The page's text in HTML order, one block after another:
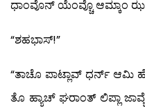
ಧಾಂವೊನ್ ಯೆಂವ್ಚೊ ಆಮ್ಕಾಂ
“ಶಹಭಾಸ್!”
“ತಾಚೊ ಪಾಟ್ಲಾವ್ ಧರ್ನ್ ಆಮಿ
ತೊ ಹ್ಯಾಚ್ ಘರಾಂತ್ ಲಿಪ್ಲಾ